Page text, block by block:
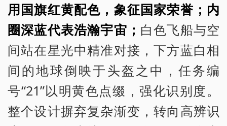
用国旗红黄配色，象征国家荣誉；内
圈深蓝代表浩瀚宇宙； 白色飞船与空
间站在星光中精准对接，下方蓝白相
间的地球倒映于头盔之中，任务编
号“21”以明黄色点缀，强化识别度。
整个设计摒弃复杂渐变，转向高辨识